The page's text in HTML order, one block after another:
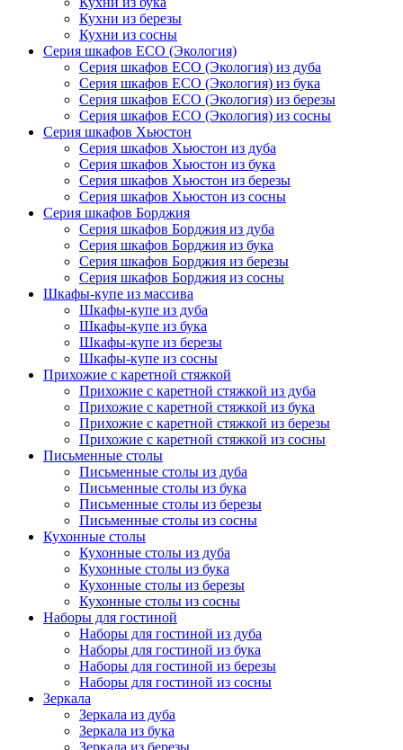
Кухни из березы
Кухни из сосны
Серия шкафов ECO (Экология)
Серия шкафов ECO (Экология) из дуба
Серия шкафов ECO (Экология) из бука
Серия шкафов ECO (Экология) из березы
Серия шкафов ECO (Экология) из сосны
Серия шкафов Хьюстон
Серия шкафов Хьюстон из дуба
Серия шкафов Хьюстон из бука
Серия шкафов Хьюстон из березы
Серия шкафов Хьюстон из сосны
Серия шкафов Борджия
Серия шкафов Борджия из дуба
Серия шкафов Борджия из бука
Серия шкафов Борджия из березы
Серия шкафов Борджия из сосны
Шкафы-купе из массива
Шкафы-купе из дуба
Шкафы-купе из бука
Шкафы-купе из березы
Шкафы-купе из сосны
Прихожие с каретной стяжкой
Прихожие с каретной стяжкой из дуба
Прихожие с каретной стяжкой из бука
Прихожие с каретной стяжкой из березы
Прихожие с каретной стяжкой из сосны
Письменные столы
Письменные столы из дуба
Письменные столы из бука
Письменные столы из березы
Письменные столы из сосны
Кухонные столы
Кухонные столы из дуба
Кухонные столы из бука
Кухонные столы из березы
Кухонные столы из сосны
Наборы для гостиной
Наборы для гостиной из дуба
Наборы для гостиной из бука
Наборы для гостиной из березы
Наборы для гостиной из сосны
Зеркала
Зеркала из дуба
Зеркала из бука
Зеркала из березы